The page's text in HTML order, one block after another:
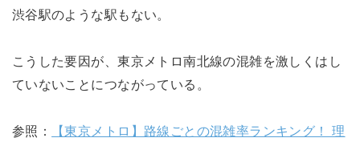
渋谷駅のような駅もない。
こうした要因が、東京メトロ南北線の混雑を激しくはし
ていないことにつながっている。
参照：
【東京メトロ】路線ごとの混雑率ランキング！ 理